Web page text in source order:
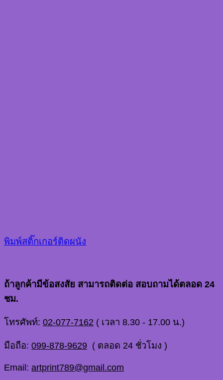
พิมพ์สติ๊กเกอร์ติดผนัง
ถ้าลูกค้ามีข้อสงสัย สามารถติดต่อ สอบถามได้ตลอด 24
ชม.
โทรศัพท์: 02-077-7162 ( เวลา 8.30 - 17.00 น.)
มือถือ: 099-878-9629 ( ตลอด 24 ชั่วโมง )
Email: artprint789@gmail.com